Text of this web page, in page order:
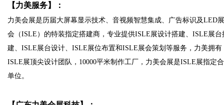
【力美服务】：
力美会展是历届大屏幕显示技术、音视频智慧集成、广告标识及LED
会（ISLE）的特装指定搭建商，专业提供ISLE展设计搭建、ISLE展台
建、ISLE展台设计、ISLE展位布置和ISLE展会策划等服务，力美拥有
ISLE展顶尖设计团队，10000平米制作工厂，力美会展是ISLE展指定
单位。